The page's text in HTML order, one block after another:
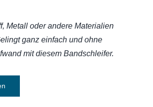
Metall oder andere Materialien
ganz einfach und ohne
mit diesem Bandschleifer.